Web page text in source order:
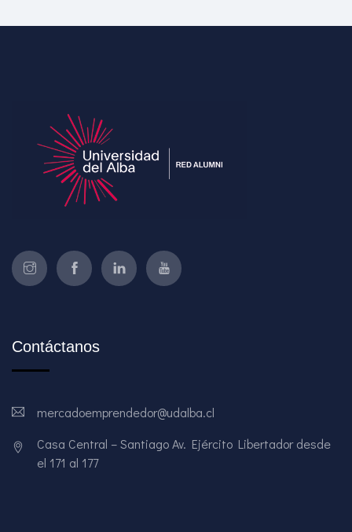
Contáctanos
mercadoemprendedor@udalba.cl
Casa Central – Santiago Av. Ejército Libertador desde
el 171 al 177